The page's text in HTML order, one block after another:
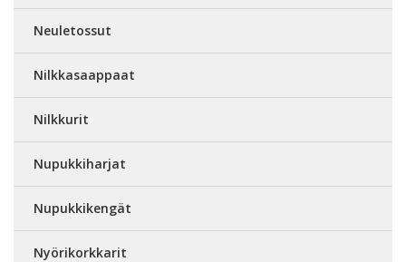
Neuletossut
Nilkkasaappaat
Nilkkurit
Nupukkiharjat
Nupukkikengät
Nyörikorkkarit